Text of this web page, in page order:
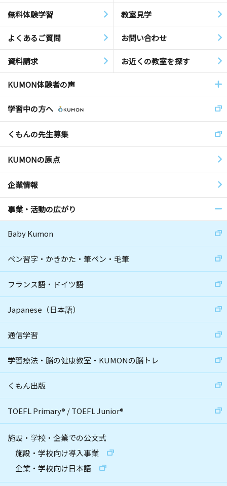
無料体験学習 教室見学
よくあるご質問 お問い合わせ
資料請求 お近くの教室を探す
KUMON体験者の声
学習中の方へ
くもんの先生募集
KUMONの原点
企業情報
事業・活動の広がり
Baby Kumon
ペン習字・かきかた・筆ペン・毛筆
フランス語・ドイツ語
Japanese（日本語）
通信学習
学習療法・脳の健康教室・KUMONの脳トレ
くもん出版
TOEFL Primary® /TOEFL Junior®
施設・学校・企業での公文式
施設・学校向け導入事業
企業・学校向け日本語